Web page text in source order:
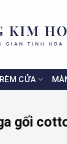
RÈM CỬA
gối